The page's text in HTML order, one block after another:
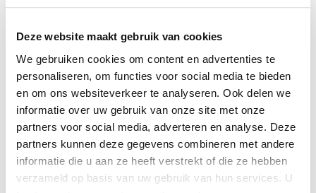
Deze website maakt gebruik van cookies
We gebruiken cookies om content en advertenties te
personaliseren, om functies voor social media te bieden
en om ons websiteverkeer te analyseren. Ook delen we
informatie over uw gebruik van onze site met onze
partners voor social media, adverteren en analyse. Deze
partners kunnen deze gegevens combineren met andere
informatie die u aan ze heeft verstrekt of die ze hebben
verzameld op basis van uw gebruik van hun services. U
presentatie geeft die alleen jíj kan geven. En maak je
geen zorgen: met deze tips zal het je natuurlijker
afgaan dan je denkt. Chris Anderson is directeur en
curator van TED. Zijn mantra, ideas worth spreading, is
inmiddels wereldberoemd en de TED-filmpjes zijn al
meer dan een miljard keer bekeken. Anderson coachte
de bekendste sprekers, en deelt exclusieve presentatie-
inzichten van onder anderen Sir Ken Robinson,